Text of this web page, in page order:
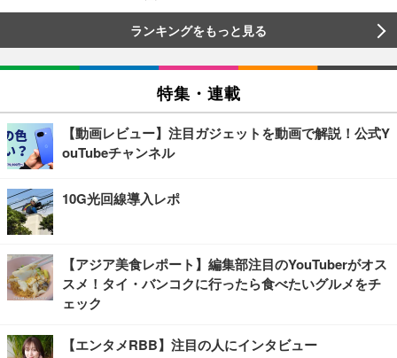
ランキングをもっと見る
特集・連載
【動画レビュー】注目ガジェットを動画で解説！公式Y
ouTubeチャンネル
10G光回線導入レポ
【アジア美食レポート】編集部注目のYouTuberがオス
スメ！タイ・バンコクに行ったら食べたいグルメをチ
ェック
【エンタメRBB】注目の人にインタビュー